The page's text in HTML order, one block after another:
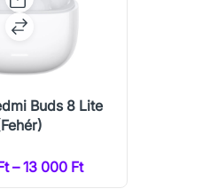
Buds 8 Lite
– 13 000 Ft